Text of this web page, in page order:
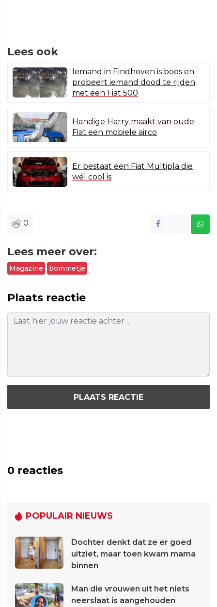
Lees ook
Iemand in Eindhoven is boos en
probeert iemand dood te rijden
met een Fiat 500
Handige Harry maakt van oude
Fiat een mobiele airco
Er bestaat een Fiat Multipla die
wél cool is
0
Lees meer over:
Magazine bommetje
Plaats reactie
PLAATS REACTIE
0 reacties
POPULAIR NIEUWS
Dochter denkt dat ze er goed
uitziet, maar toen kwam mama
binnen
Man die vrouwen uit het niets
neerslaat is aangehouden